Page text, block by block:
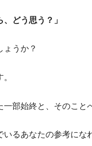
どう思う？」
ょうか？
部始終と、そのこと
るあなたの参考にな